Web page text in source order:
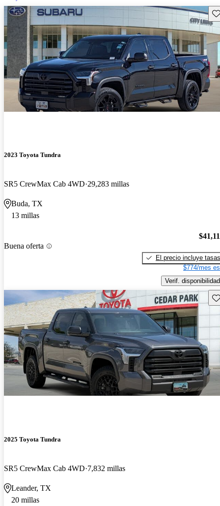
2023 Toyota Tundra
SR5 CrewMax Cab 4WD 29,283 millas
Buda, TX
13 millas
Buena oferta
El precio incluye tasas
$774/mes
Verif. disponibilidad
2025 Toyota Tundra
SR5 CrewMax Cab 4WD 7,832 millas
Leander, TX
20 millas